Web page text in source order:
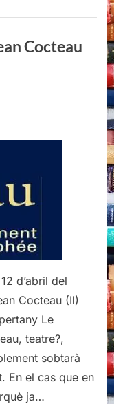
Cocteau
d’abril del
Cocteau (II)
Le
teatre?,
sobtarà
En el cas que en
ja…